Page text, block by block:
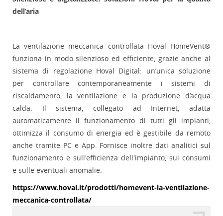
dell’aria
La ventilazione meccanica controllata Hoval HomeVent®
funziona in modo silenzioso ed efficiente, grazie anche al
sistema di regolazione Hoval Digital: un’unica soluzione
per controllare contemporaneamente i sistemi di
riscaldamento, la ventilazione e la produzione d’acqua
calda. Il sistema, collegato ad Internet, adatta
automaticamente il funzionamento di tutti gli impianti,
ottimizza il consumo di energia ed è gestibile da remoto
anche tramite PC e App. Fornisce inoltre dati analitici sul
funzionamento e sull'efficienza dell'impianto, sui consumi
e sulle eventuali anomalie.
https://www.hoval.it/prodotti/homevent-la-ventilazione-
meccanica-controllata/